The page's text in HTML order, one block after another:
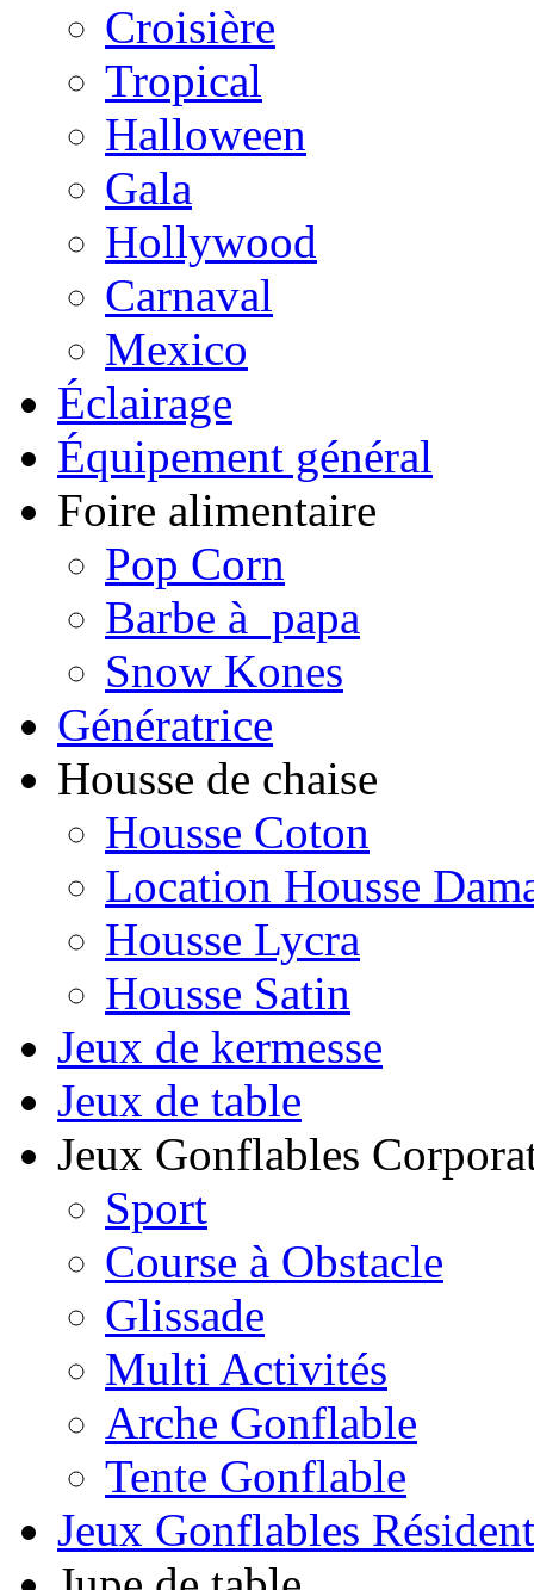
Croisière
Tropical
Halloween
Gala
Hollywood
Carnaval
Mexico
Éclairage
Équipement général
Foire alimentaire
Pop Corn
Barbe à papa
Snow Kones
Génératrice
Housse de chaise
Housse Coton
Location Housse
Housse Lycra
Housse Satin
Jeux de kermesse
Jeux de table
Jeux Gonflables
Sport
Course à Obstacle
Glissade
Multi Activités
Arche Gonflable
Tente Gonflable
Jeux Gonflables